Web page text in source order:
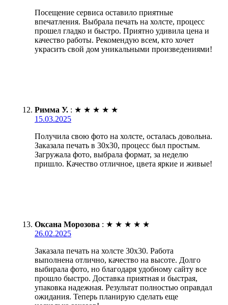
Посещение сервиса оставило приятные
впечатления. Выбрала печать на холсте, процесс
прошел гладко и быстро. Приятно удивила цена и
качество работы. Рекомендую всем, кто хочет
украсить свой дом уникальными произведениями!
Римма У. : ★ ★ ★ ★ ★
15.03.2025
Получила свою фото на холсте, осталась довольна.
Заказала печать в 30х30, процесс был простым.
Загружала фото, выбрала формат, за неделю
пришло. Качество отличное, цвета яркие и живые!
Оксана Морозова : ★ ★ ★ ★ ★
26.02.2025
Заказала печать на холсте 30х30. Работа
выполнена отлично, качество на высоте. Долго
выбирала фото, но благодаря удобному сайту все
прошло быстро. Доставка приятная и быстрая,
упаковка надежная. Результат полностью оправдал
ожидания. Теперь планирую сделать еще